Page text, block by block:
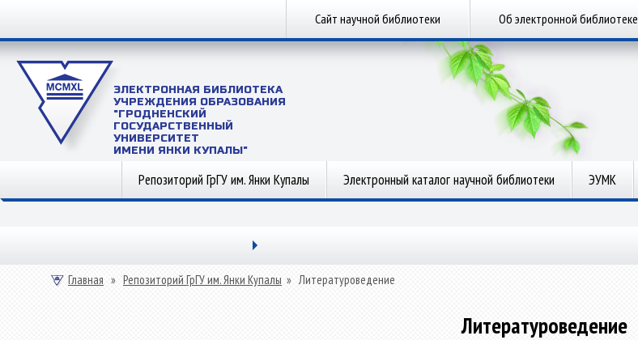
Сайт научной библиотеки Об электронной библиотеке
ЭЛЕКТРОННАЯ БИБЛИОТЕКА
УЧРЕЖДЕНИЯ ОБРАЗОВАНИЯ
"ГРОДНЕНСКИЙ
ГОСУДАРСТВЕННЫЙ
УНИВЕРСИТЕТ
ИМЕНИ ЯНКИ КУПАЛЫ"
Репозиторий ГрГУ им. Янки Купалы Электронный каталог научной библиотеки ЭУМК
Главная » Репозиторий ГрГУ им. Янки Купалы » Литературоведение
Литературоведение